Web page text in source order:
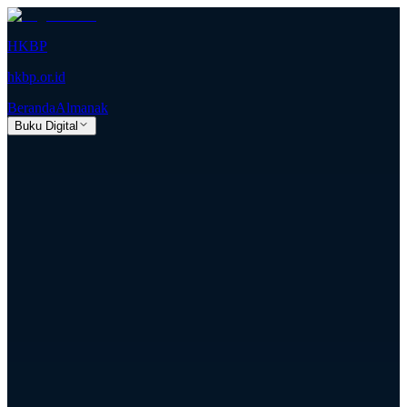
HKBP
hkbp.or.id
BerandaAlmanak
Buku Digital